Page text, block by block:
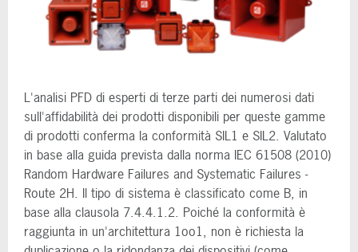
L'analisi PFD di esperti di terze parti dei numerosi dati
sull'affidabilità dei prodotti disponibili per queste gamme
di prodotti conferma la conformità SIL1 e SIL2. Valutato
in base alla guida prevista dalla norma IEC 61508 (2010)
Random Hardware Failures and Systematic Failures -
Route 2H. Il tipo di sistema è classificato come B, in
base alla clausola 7.4.4.1.2. Poiché la conformità è
raggiunta in un'architettura 1oo1, non è richiesta la